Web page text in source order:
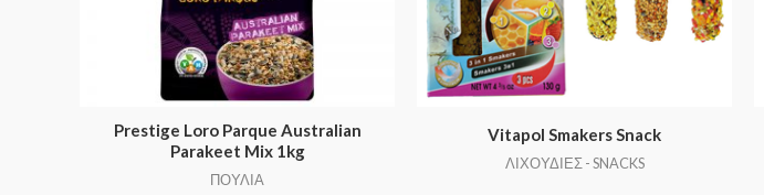
Prestige Loro Parque Australian
Parakeet Mix 1kg
ΠΟΥΛΙΑ
Vitapol Smakers Snack
ΛΙΧΟΥΔΙΕΣ - SNACKS